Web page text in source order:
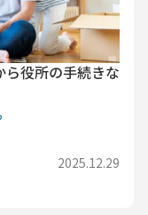
役所の手続きな
2025.12.29